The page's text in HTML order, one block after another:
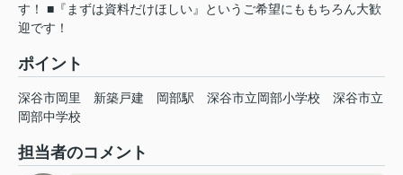
す！ ■『まずは資料だけほしい』というご希望にももちろん大歓
迎です！
ポイント
深谷市岡里 新築戸建 岡部駅 深谷市立岡部小学校
深谷市立
岡部中学校
担当者のコメント